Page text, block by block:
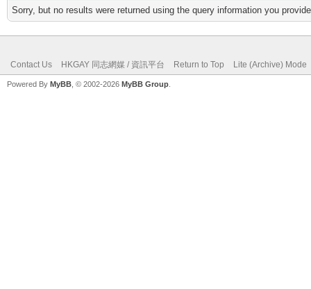
Sorry, but no results were returned using the query information you
Contact Us HKGAY 同志網媒 / 資訊平台 Return to Top Lite (Archive) Mode
Powered By MyBB , © 2002-2026 MyBB Group